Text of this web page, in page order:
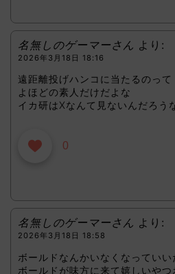
名無しのゲーマーさん より:
2026年3月18日 18:16
遠距離投げハンコに当たるのって
よほどの素人だけだよな
イカ研はXなんて見ないんだろう
0
名無しのゲーマーさん より:
2026年3月18日 18:58
ボールドなんかいなくなっていい
ボールドが味方に来て嬉しいやつ